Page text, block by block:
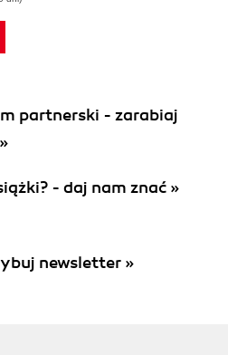
partnerski - zarabiaj
- daj nam znać »
newsletter »